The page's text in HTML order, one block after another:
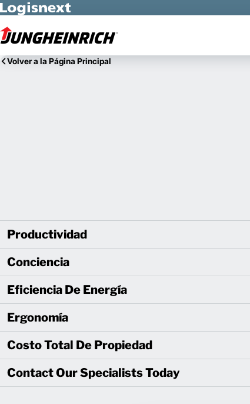
Skip to Main Content
Volver a la Página Principal
Productividad
Conciencia
Eficiencia De Energía
Ergonomía
Costo Total De Propiedad
Contact Our Specialists Today